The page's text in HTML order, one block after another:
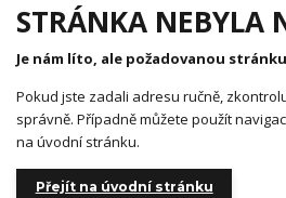
STRÁNKA NEBYLA
Je nám líto, ale požadovanou
Pokud jste zadali adresu ručně,
správně. Případně můžete použít
na úvodní stránku.
Přejít na úvodní stránku